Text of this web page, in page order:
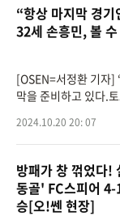
“항상 마지막 경
32세 손흥민, 볼
[OSEN=서정환 기자]
막을 준비하고 있다.
이
2024.10.20 20: 07
방패가 창 꺾었다!
동골' FC스피어
승[오!쎈 현장]